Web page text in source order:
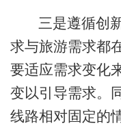
三是遵循创
求与旅游需求都
要适应需求变化
变以引导需求。
线路相对固定的